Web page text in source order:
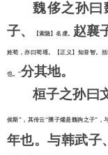
魏侈之孙曰
子、
【索隐】名虔。 赵襄
姓荀，亦曰荀瑶。【正义】知音智。
也。”分其地。
桓子之孙曰
侯斯”，其传云“孺子爟是魏驹之子”，
年也。与韩武子、